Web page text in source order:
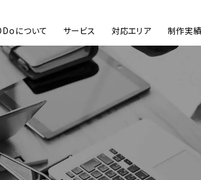
について サービス 対応エリア 制作実績